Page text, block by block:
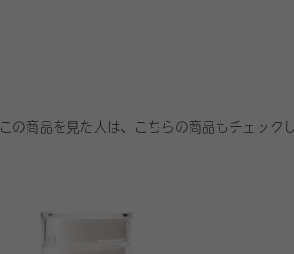
この商品を見た人は、こちらの商品もチェック